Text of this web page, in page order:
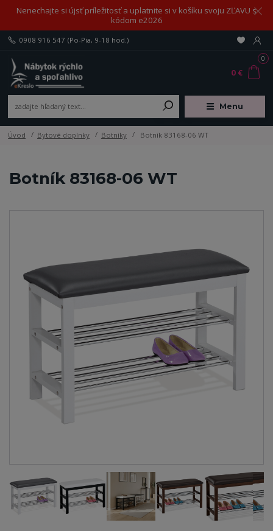
Nenechajte si újsť príležitosť a uplatnite si v košíku svoju ZĽAVU s
kódom e2026
Menu
0908 916 547 (Po-Pia, 9-18 hod.)
0
0 €
Úvod Bytové doplnky Botníky Botník 83168-06 WT
Botník 83168-06 WT